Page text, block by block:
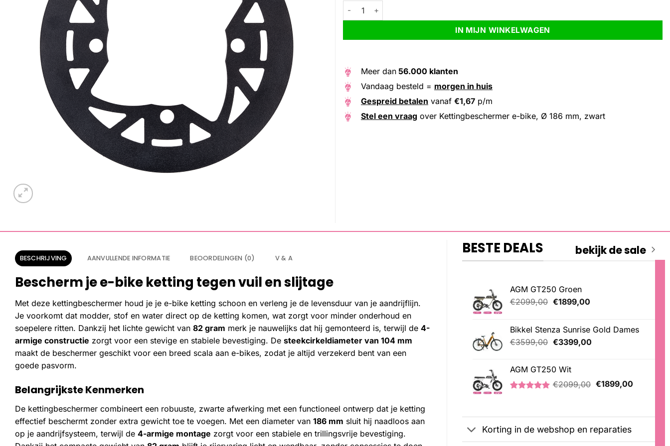
Kettingbeschermer e-bike, Ø 186 mm, zwart aantal
IN MIJN WINKELWAGEN
Alternative:
Meer dan 56.000 klanten
Vandaag besteld = morgen in huis
Gespreid betalen vanaf €1,67 p/m
Stel een vraag over Kettingbeschermer e-bike, Ø 186 mm, zwart
BESCHRIJVING AANVULLENDE INFORMATIE BEOORDELINGEN (0) V & A
Bescherm je e-bike ketting tegen vuil en slijtage
Met deze kettingbeschermer houd je je e-bike ketting schoon en verleng je de levensduur van je aandrijflijn.
Je voorkomt dat modder, stof en water direct op de ketting komen, wat zorgt voor minder onderhoud en
soepelere ritten. Dankzij het lichte gewicht van 82 gram merk je nauwelijks dat hij gemonteerd is, terwijl de 4-
armige constructie zorgt voor een stevige en stabiele bevestiging. De steekcirkeldiameter van 104 mm
maakt de beschermer geschikt voor een breed scala aan e-bikes, zodat je altijd verzekerd bent van een
goede pasvorm.
Belangrijkste Kenmerken
De kettingbeschermer combineert een robuuste, zwarte afwerking met een functioneel ontwerp dat je ketting
effectief beschermt zonder extra gewicht toe te voegen. Met een diameter van 186 mm sluit hij naadloos aan
op je aandrijfsysteem, terwijl de 4-armige montage zorgt voor een stabiele en trillingsvrije bevestiging.
BESTE DEALS bekijk de sale
AGM GT250 Groen
€2099,00 Oorspronkelijke
€2099,00.
€1899,00Huidige
€1899,00.
Bikkel Stenza Sunrise Gold Dames
€3599,00 Oorspronkelijke
€3599,00.
€3399,00Huidige
AGM GT250 Wit
klantbeoordeling
€2099,00 Oorspronkelijke
€1899,00Huidige
Korting in de webshop en reparaties